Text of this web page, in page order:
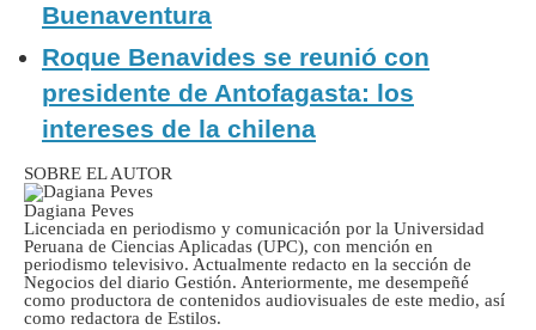
Buenaventura
Roque Benavides se reunió con
presidente de Antofagasta: los
intereses de la chilena
SOBRE EL AUTOR
Dagiana Peves
Licenciada en periodismo y comunicación por la Universidad
Peruana de Ciencias Aplicadas (UPC), con mención en
periodismo televisivo. Actualmente redacto en la sección de
Negocios del diario Gestión. Anteriormente, me desempeñé
como productora de contenidos audiovisuales de este medio, así
como redactora de Estilos.